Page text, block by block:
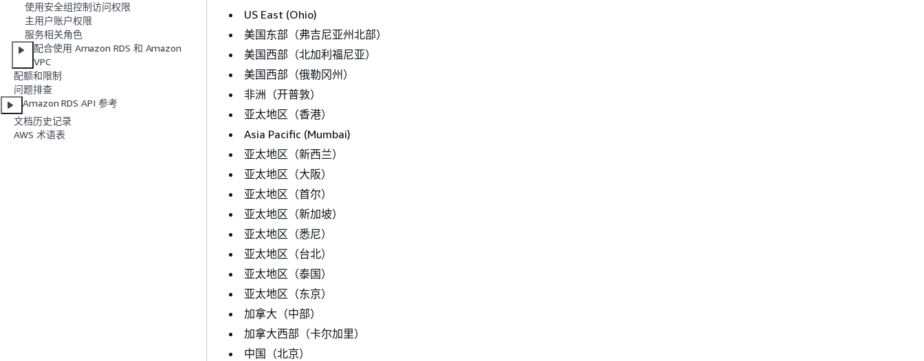
使用安全组控制访问权限
主用户账户权限
服务相关角色
配合使用 Amazon RDS 和 Amazon
VPC
配额和限制
问题排查
Amazon RDS API 参考
文档历史记录
AWS 术语表
US East (Ohio)
美国东部（弗吉尼亚州北部）
美国西部（北加利福尼亚）
美国西部（俄勒冈州）
非洲（开普敦）
亚太地区（香港）
Asia Pacific (Mumbai)
亚太地区（新西兰）
亚太地区（大阪）
亚太地区（首尔）
亚太地区（新加坡）
亚太地区（悉尼）
亚太地区（台北）
亚太地区（泰国）
亚太地区（东京）
加拿大（中部）
加拿大西部（卡尔加里）
中国（北京）